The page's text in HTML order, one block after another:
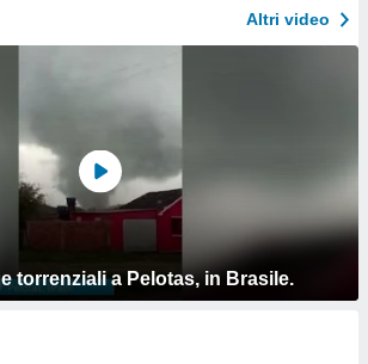
Altri video
torrenziali a Pelotas, in Brasile.